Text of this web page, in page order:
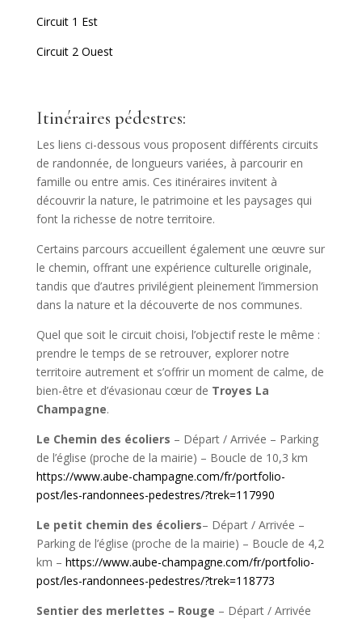
Circuit 1 Est
Circuit 2 Ouest
Itinéraires pédestres:
Les liens ci-dessous vous proposent différents circuits
de randonnée, de longueurs variées, à parcourir en
famille ou entre amis. Ces itinéraires invitent à
découvrir la nature, le patrimoine et les paysages qui
font la richesse de notre territoire.
Certains parcours accueillent également une œuvre sur
le chemin, offrant une expérience culturelle originale,
tandis que d’autres privilégient pleinement l’immersion
dans la nature et la découverte de nos communes.
Quel que soit le circuit choisi, l’objectif reste le même :
prendre le temps de se retrouver, explorer notre
territoire autrement et s’offrir un moment de calme, de
bien-être et d’évasionau cœur de Troyes La
Champagne.
Le Chemin des écoliers – Départ / Arrivée – Parking
de l’église (proche de la mairie) – Boucle de 10,3 km
https://www.aube-champagne.com/fr/portfolio-
post/les-randonnees-pedestres/?trek=117990
Le petit chemin des écoliers– Départ / Arrivée –
Parking de l’église (proche de la mairie) – Boucle de 4,2
km – https://www.aube-champagne.com/fr/portfolio-
post/les-randonnees-pedestres/?trek=118773
Sentier des merlettes – Rouge – Départ / Arrivée